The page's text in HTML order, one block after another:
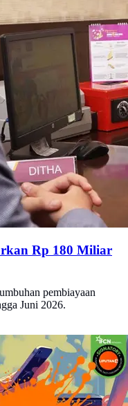
Rp 180 Miliar
pembiayaan
Juni 2026.